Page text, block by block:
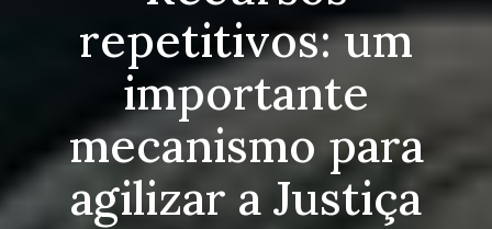
repetitivos: um
importante
mecanismo para
agilizar a Justiça